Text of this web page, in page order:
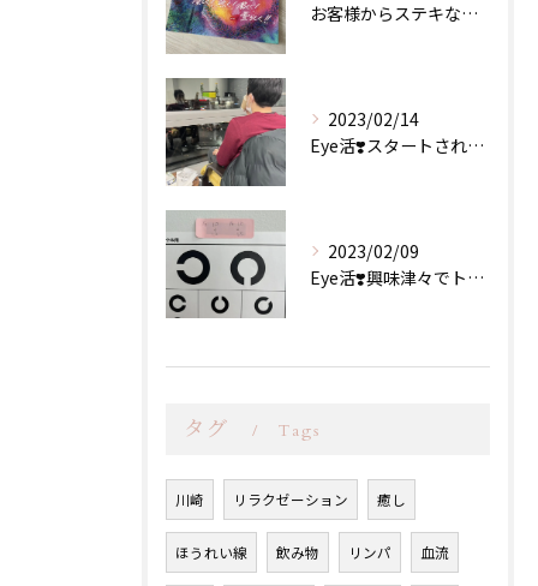
お客様からステキなプレゼントが...
2023/02/14
Eye活❣️スタートされたお客様
2023/02/09
Eye活❣️興味津々でトライ😁
タグ Tags
川崎 リラクゼーション 癒し
ほうれい線 飲み物 リンパ 血流